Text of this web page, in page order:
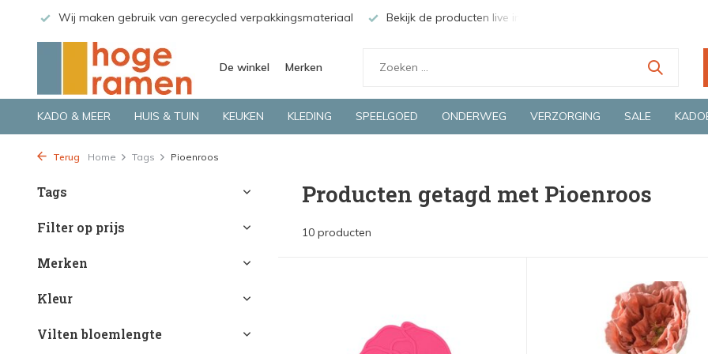
Wij maken gebruik van gerecycled verpakkingsmateriaal Bekijk de producten live in onze winkel in Deventer
De winkel Merken
KADO & MEER HUIS & TUIN KEUKEN KLEDING SPEELGOED ONDERWEG VERZORGING SALE
Terug Home Tags Pioenroos
Tags
Filter op prijs
Merken
Kleur
Vilten bloemlengte
Producten getagd met Pioenroos
10 producten